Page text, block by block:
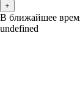
+
В ближайшее
undefined